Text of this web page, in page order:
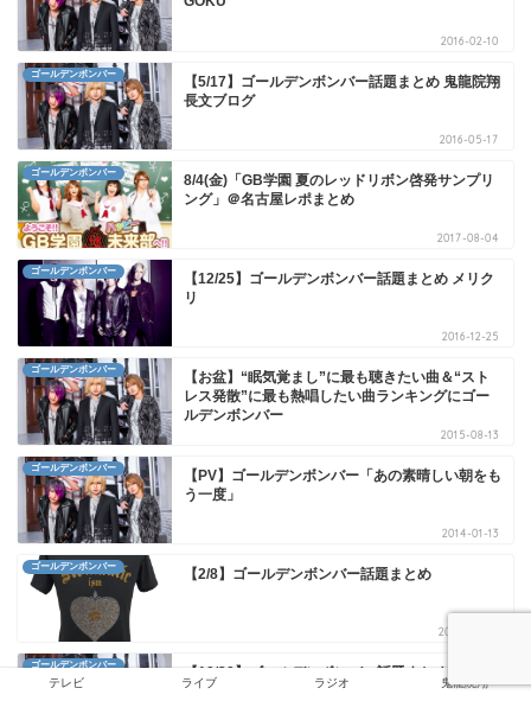
2016-02-10
ゴールデンボンバー
【5/17】ゴールデンボンバー話題まとめ 鬼龍院翔
長文ブログ
2016-05-17
ゴールデンボンバー
8/4(金)「GB学園 夏のレッドリボン啓発サンプリ
ング」＠名古屋レポまとめ
2017-08-04
ゴールデンボンバー
【12/25】ゴールデンボンバー話題まとめ メリク
リ
2016-12-25
ゴールデンボンバー
【お盆】“眠気覚まし”に最も聴きたい曲＆“スト
レス発散”に最も熱唱したい曲ランキングにゴー
ルデンボンバー
2015-08-13
ゴールデンボンバー
【PV】ゴールデンボンバー「あの素晴しい朝をも
う一度」
2014-01-13
ゴールデンボンバー 【2/8】ゴールデンボンバー話題まとめ
2017-02-08
ゴールデンボンバー
【10/30】ゴールデンボンバー話題まとめ キャン
ハゲDVD届き始める
テレビ ライブ ラジオ 鬼龍院翔